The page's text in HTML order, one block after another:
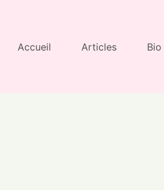
Accueil Articles Bio